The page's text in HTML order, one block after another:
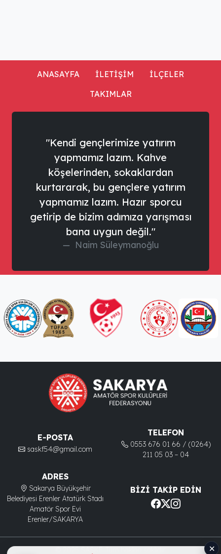
ANASAYFA İLETİŞİM
İLÇELER
TAKIMLAR
"Kendi gençlerimize yatırım
yapmamız lazım. Kahve
köşelerinden, sokaklardan
kurtararak, bu gençlere yatırım
yapmamız lazım. Hazır sporcu
getirip de bizim adımıza yarışması
bana uygun değil."
Naim Süleymanoğlu
E-POSTA
saskf54@gmail.com
TELEFON
0553 676 01 66 / (0264)
211 05 03 – 04
ADRES
Sakarya Büyükşehir
Belediyesi Erenler Atatürk Stadı
Amatör Spor Evi
Erenler/SAKARYA
BIZI TAKIP EDIN
✕